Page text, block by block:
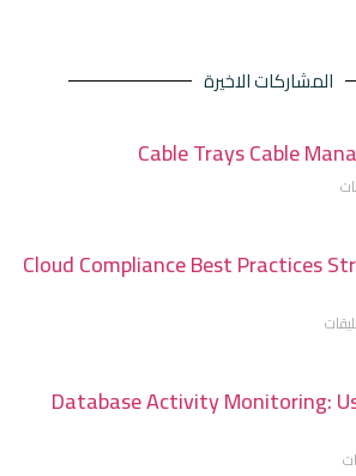
المشاركات الاخيرة
Cable Trays Cable
Cloud Compliance Best Practices
Database Activity Monitoring: